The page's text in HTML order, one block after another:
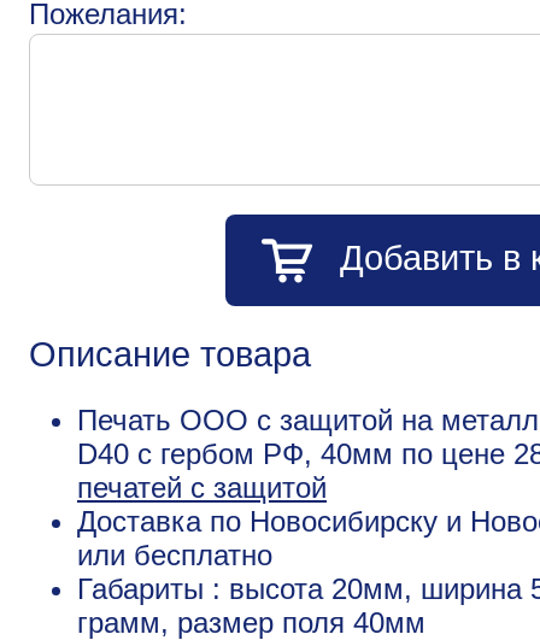
Пожелания:
Добавить в
Описание товара
Печать ООО с защитой на
D40 с гербом РФ, 40мм по цене
печатей с защитой
Доставка по Новосибирску и
или бесплатно
Габариты : высота 20мм, ширина
грамм, размер поля 40мм